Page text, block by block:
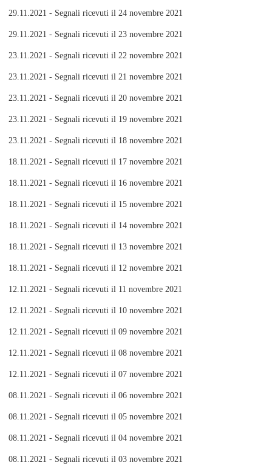
29.11.2021 - Segnali ricevuti il 24 novembre 2021
29.11.2021 - Segnali ricevuti il 23 novembre 2021
23.11.2021 - Segnali ricevuti il 22 novembre 2021
23.11.2021 - Segnali ricevuti il 21 novembre 2021
23.11.2021 - Segnali ricevuti il 20 novembre 2021
23.11.2021 - Segnali ricevuti il 19 novembre 2021
23.11.2021 - Segnali ricevuti il 18 novembre 2021
18.11.2021 - Segnali ricevuti il 17 novembre 2021
18.11.2021 - Segnali ricevuti il 16 novembre 2021
18.11.2021 - Segnali ricevuti il 15 novembre 2021
18.11.2021 - Segnali ricevuti il 14 novembre 2021
18.11.2021 - Segnali ricevuti il 13 novembre 2021
18.11.2021 - Segnali ricevuti il 12 novembre 2021
12.11.2021 - Segnali ricevuti il 11 novembre 2021
12.11.2021 - Segnali ricevuti il 10 novembre 2021
12.11.2021 - Segnali ricevuti il 09 novembre 2021
12.11.2021 - Segnali ricevuti il 08 novembre 2021
12.11.2021 - Segnali ricevuti il 07 novembre 2021
08.11.2021 - Segnali ricevuti il 06 novembre 2021
08.11.2021 - Segnali ricevuti il 05 novembre 2021
08.11.2021 - Segnali ricevuti il 04 novembre 2021
08.11.2021 - Segnali ricevuti il 03 novembre 2021